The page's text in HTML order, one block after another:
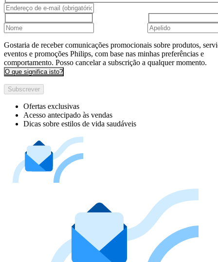
Gostaria de receber comunicações promocionais sobre produtos,
eventos e promoções Philips, com base nas minhas preferências e
comportamento. Posso cancelar a subscrição a qualquer momento.
O que significa isto?
Subscrever
Ofertas exclusivas
Acesso antecipado às vendas
Dicas sobre estilos de vida saudáveis